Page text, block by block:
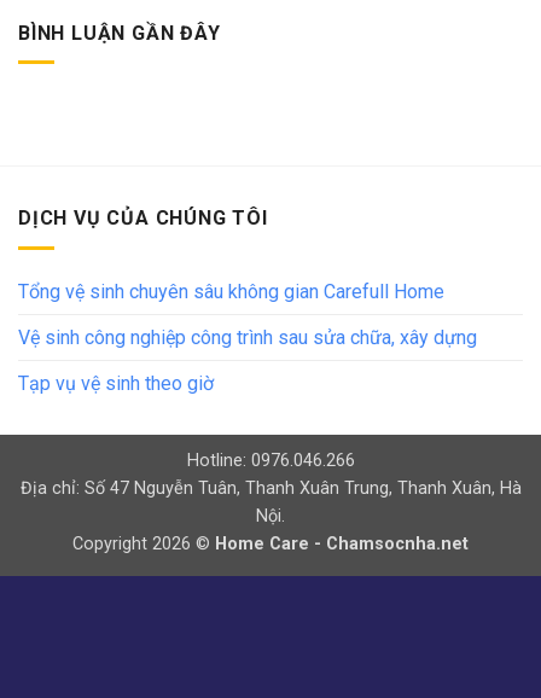
BÌNH LUẬN GẦN ĐÂY
DỊCH VỤ CỦA CHÚNG TÔI
Tổng vệ sinh chuyên sâu không gian Carefull Home
Vệ sinh công nghiệp công trình sau sửa chữa, xây dựng
Tạp vụ vệ sinh theo giờ
Hotline: 0976.046.266
Địa chỉ: Số 47 Nguyễn Tuân, Thanh Xuân Trung, Thanh Xuân, Hà
Nội.
Copyright 2026 © Home Care - Chamsocnha.net